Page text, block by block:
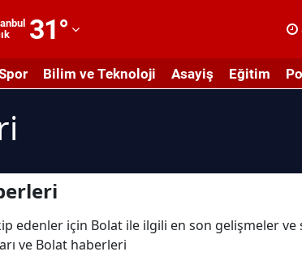
31°
Adıyaman
Afyonkarahisar
Amasya
Antalya
Bilim ve Teknoloji Asayiş Eğitim
edenler için Bolat ile ilgili en son gelişmeler
ve Bolat haberleri